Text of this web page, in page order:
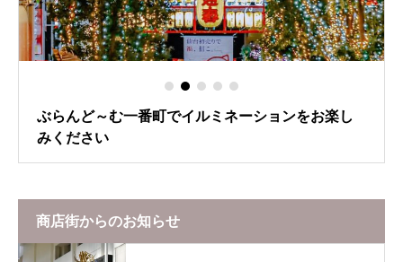
ぶらんど～む一番町でイルミネーションをお楽し
みください
商店街からのお知らせ